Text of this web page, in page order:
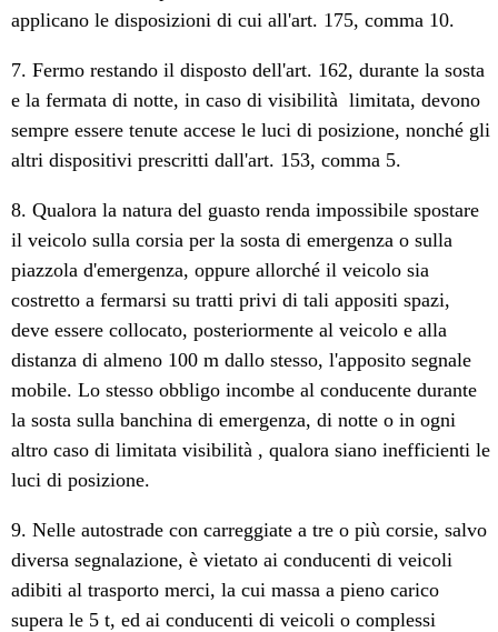
applicano le disposizioni di cui all'art. 175, comma 10.
7. Fermo restando il disposto dell'art. 162, durante la sosta
e la fermata di notte, in caso di visibilità limitata, devono
sempre essere tenute accese le luci di posizione, nonché gli
altri dispositivi prescritti dall'art. 153, comma 5.
8. Qualora la natura del guasto renda impossibile spostare
il veicolo sulla corsia per la sosta di emergenza o sulla
piazzola d'emergenza, oppure allorché il veicolo sia
costretto a fermarsi su tratti privi di tali appositi spazi,
deve essere collocato, posteriormente al veicolo e alla
distanza di almeno 100 m dallo stesso, l'apposito segnale
mobile. Lo stesso obbligo incombe al conducente durante
la sosta sulla banchina di emergenza, di notte o in ogni
altro caso di limitata visibilità , qualora siano inefficienti le
luci di posizione.
9. Nelle autostrade con carreggiate a tre o più corsie, salvo
diversa segnalazione, è vietato ai conducenti di veicoli
adibiti al trasporto merci, la cui massa a pieno carico
supera le 5 t, ed ai conducenti di veicoli o complessi